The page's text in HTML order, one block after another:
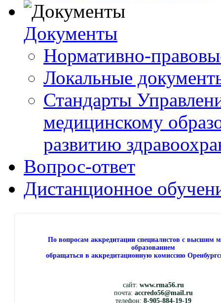
Документы
Нормативно-
Локальные
Стандарты
медицинскому
развитию
Вопрос-ответ
Дистанционное
По вопросам аккредитации специалистов с высшим
образованием
обращаться в аккредитационную комиссию
сайт: www.rma56.ru
почта: accredo56@mail.ru
телефон: 8-905-884-19-19